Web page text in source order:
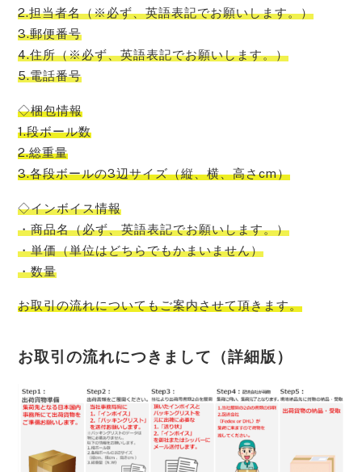
2.担当者名（※必ず、英語表記でお願いします。）
3.郵便番号
4.住所（※必ず、英語表記でお願いします。）
5.電話番号
◇梱包情報
1.段ボール数
2.総重量
3.各段ボールの3辺サイズ（縦、横、高さcm）
◇インボイス情報
・商品名（必ず、英語表記でお願いします。）
・単価（単位はどちらでもかまいません）
・数量
お取引の流れについてもご案内させて頂きます。
お取引の流れにつきまして（詳細版）